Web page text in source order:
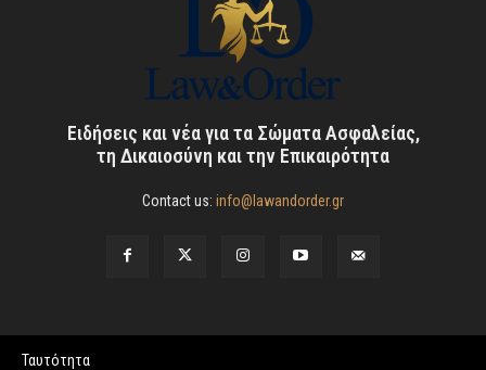
Ειδήσεις και νέα για τα Σώματα Ασφαλείας,
τη Δικαιοσύνη και την Επικαιρότητα
Contact us: info@lawandorder.gr
Ταυτότητα